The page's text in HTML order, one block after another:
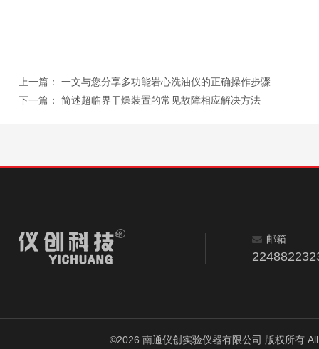
上一篇： 一文与您分享多功能岩心洗油仪的正确操作步骤
下一篇： 简述超临界干燥装置的常见故障相应解决方法
邮箱
©2026 南通仪创实验仪器有限公司 版权所有